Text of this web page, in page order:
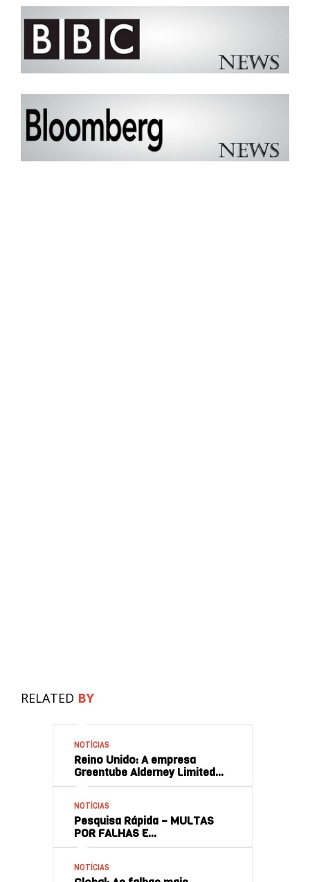
RELATED BY
NOTÍCIAS
Reino Unido: A empresa
Greentube Alderney Limited…
NOTÍCIAS
Pesquisa Rápida – MULTAS
POR FALHAS E…
NOTÍCIAS